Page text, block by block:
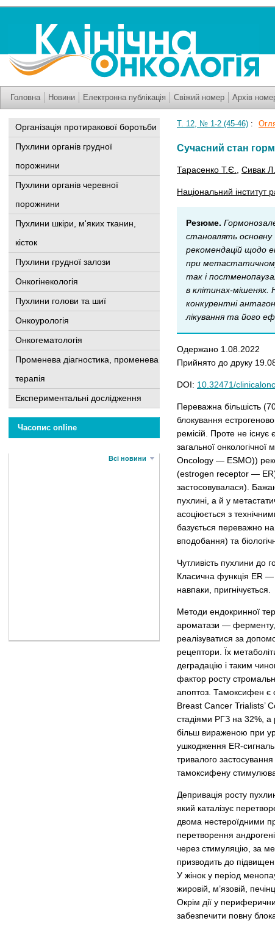
Головна Новини Електронна публікація Свіжий номер Архів
Організація протиракової боротьби
Пухлини органів грудної
порожнини
Пухлини органів черевної
порожнини
Пухлини шкіри, м'яких тканин,
кісток
Пухлини грудної залози
Онкогінекологія
Пухлини голови та шиї
Онкоурологія
Онкогематологія
Променева діагностика, променева
терапія
Експериментальні дослідження
Часопис online
Всі новини
Т. 12, № 1-2 (45-46) :
Сучасний стан
Тарасенко Т.Є. Сивак
Національний інститут
Резюме.
становлять основну
рекомендацій щодо
при метастатичному
так і
в клітинах-мішенях.
конкурентні
лікування та його
Одержано 1.08.2022
Прийнято до друку
DOI: 10.32471/
Переважна більшість
блокування
ремісій. Проте не існує
загальної
Oncology — ESMO))
(estrogen receptor — ER)
застосовувалася).
пухлині, а й у
асоціюється з
базується переважно на
вподобання) та
Чутливість пухлини до
Класична функція ER —
навпаки, пригнічується.
Методи ендокринної
ароматази — ферменту,
реалізуватися за
рецептори. Їх
деградацію і таким
фактор росту
апоптоз. Тамоксифен є
Breast Cancer Trialists’
стадіями РГЗ на 32%, а
більш вираженою при
ушкодження ER-
тривалого
тамоксифену
Депривація росту
який каталізує
двома нестероїдними
перетворення
через стимуляцію, за
призводить до
У жінок у період
жировій, м’язовій,
Окрім дії у
забезпечити повну